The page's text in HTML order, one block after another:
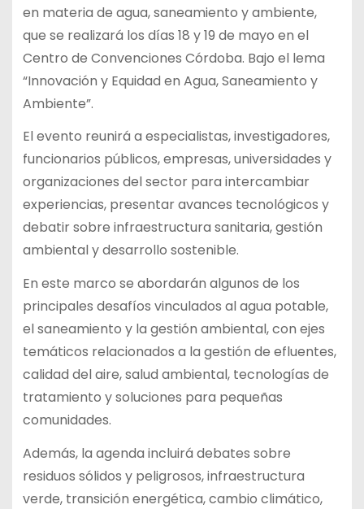
en materia de agua, saneamiento y ambiente,
que se realizará los días 18 y 19 de mayo en el
Centro de Convenciones Córdoba. Bajo el lema
“Innovación y Equidad en Agua, Saneamiento y
Ambiente”.
El evento reunirá a especialistas, investigadores,
funcionarios públicos, empresas, universidades y
organizaciones del sector para intercambiar
experiencias, presentar avances tecnológicos y
debatir sobre infraestructura sanitaria, gestión
ambiental y desarrollo sostenible.
En este marco se abordarán algunos de los
principales desafíos vinculados al agua potable,
el saneamiento y la gestión ambiental, con ejes
temáticos relacionados a la gestión de efluentes,
calidad del aire, salud ambiental, tecnologías de
tratamiento y soluciones para pequeñas
comunidades.
Además, la agenda incluirá debates sobre
residuos sólidos y peligrosos, infraestructura
verde, transición energética, cambio climático,